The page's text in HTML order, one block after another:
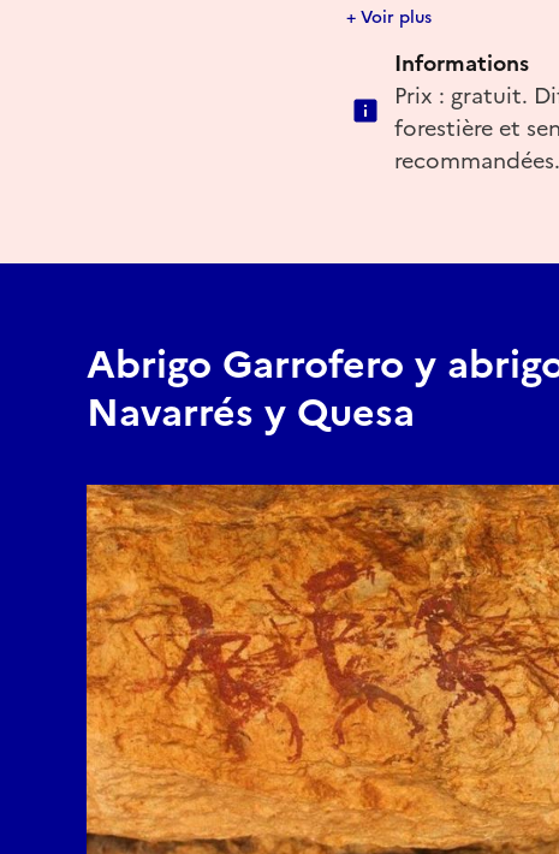
+ Voir plus
Informations
Prix : gratuit.
forestière et
recommandées.
Abrigo Garrofero y
Navarrés y Quesa